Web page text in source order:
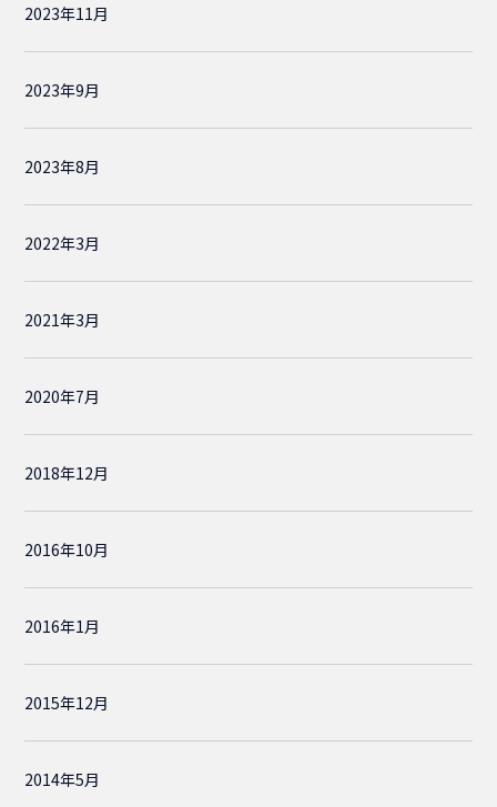
2023年11月
2023年9月
2023年8月
2022年3月
2021年3月
2020年7月
2018年12月
2016年10月
2016年1月
2015年12月
2014年5月